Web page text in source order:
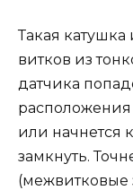
Такая
витков из
датчика
расположения
или начнется
замкнуть.
(межвитковые